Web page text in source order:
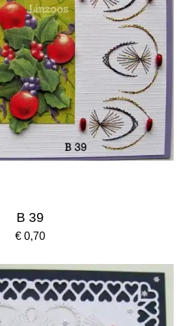
B 39
€ 0,70